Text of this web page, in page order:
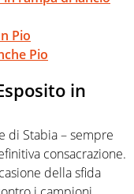
Pio
Pio
in
di Stabia – sempre
consacrazione.
della sfida